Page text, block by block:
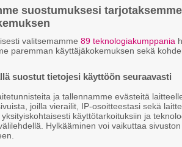
musiikkia vai epämääräistä
mistä kahvitauolla puhutaan!
suoraan sähköpostiin tästä.
suostumuksesi
valitsemamme 89 teknologiakumppania
paremman käyttäjäkokemuksen sekä
suostut tietojesi käyttöön seuraavasti
ja tallennamme evästeitä
joilla vierailit, IP-osoitteestasi sekä
käyttötarkoituksiin ja
Hylkääminen voi vaikuttaa